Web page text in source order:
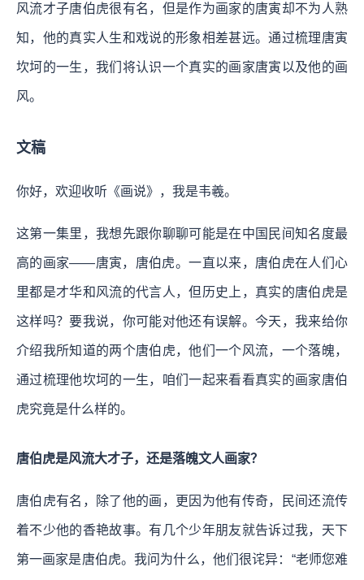
风流才子唐伯虎很有名，但是作为画家的唐寅却不为人熟
知，他的真实人生和戏说的形象相差甚远。通过梳理唐寅
坎坷的一生，我们将认识一个真实的画家唐寅以及他的画
风。
文稿
你好，欢迎收听《画说》，我是韦羲。
这第一集里，我想先跟你聊聊可能是在中国民间知名度最
高的画家——唐寅，唐伯虎。一直以来，唐伯虎在人们心
里都是才华和风流的代言人，但历史上，真实的唐伯虎是
这样吗？要我说，你可能对他还有误解。今天，我来给你
介绍我所知道的两个唐伯虎，他们一个风流，一个落魄，
通过梳理他坎坷的一生，咱们一起来看看真实的画家唐伯
虎究竟是什么样的。
唐伯虎是风流大才子，还是落魄文人画家？
唐伯虎有名，除了他的画，更因为他有传奇，民间还流传
着不少他的香艳故事。有几个少年朋友就告诉过我，天下
第一画家是唐伯虎。我问为什么，他们很诧异：“老师您难